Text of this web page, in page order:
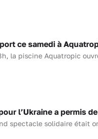
ce samedi à
la piscine Aquatropic
l’Ukraine a permis
spectacle solidaire était